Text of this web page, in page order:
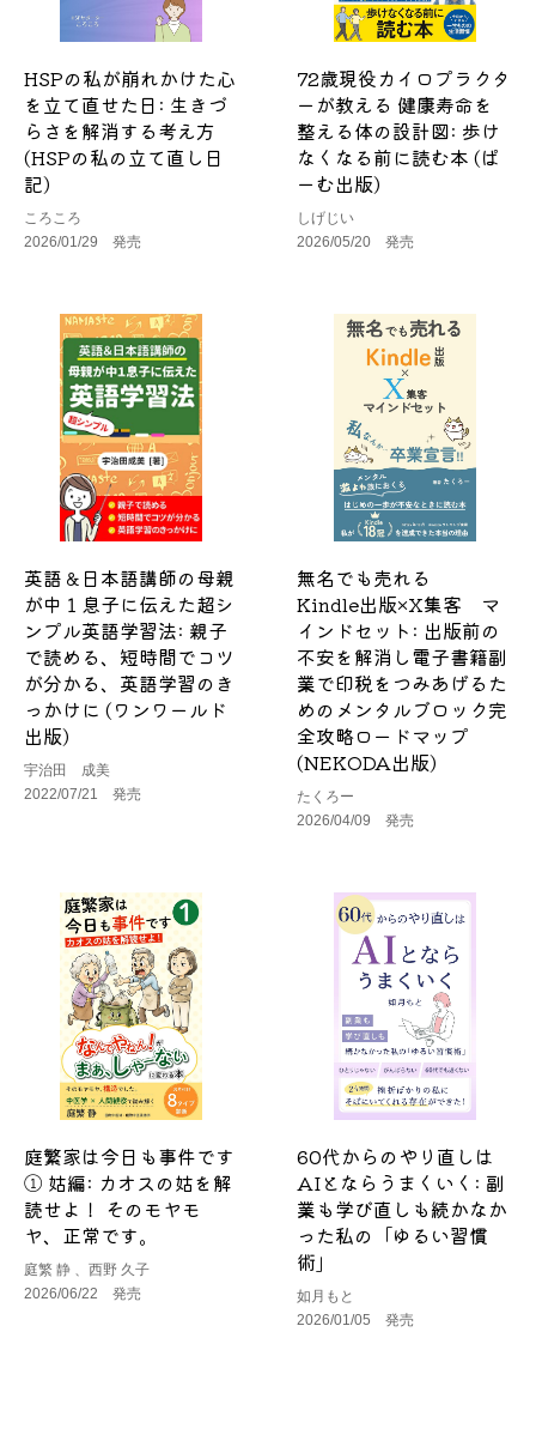
HSPの私が崩れかけた心
を立て直せた日: 生きづ
らさを解消する考え方
(HSPの私の立て直し日
記)
ころころ
2026/01/29 発売
72歳現役カイロプラクタ
ーが教える 健康寿命を
整える体の設計図: 歩け
なくなる前に読む本 (ぱ
ーむ出版)
しげじい
2026/05/20 発売
英語＆日本語講師の母親
が中１息子に伝えた超シ
ンプル英語学習法: 親子
で読める、短時間でコツ
が分かる、英語学習のき
っかけに (ワンワールド
出版)
宇治田 成美
2022/07/21 発売
無名でも売れる
Kindle出版×X集客 マ
インドセット: 出版前の
不安を解消し電子書籍副
業で印税をつみあげるた
めのメンタルブロック完
全攻略ロードマップ
(NEKODA出版)
たくろー
2026/04/09 発売
庭繁家は今日も事件です
① 姑編: カオスの姑を解
読せよ！ そのモヤモ
ヤ、正常です。
庭繁 静 、西野 久子
2026/06/22 発売
60代からのやり直しは
AIとならうまくいく: 副
業も学び直しも続かなか
った私の「ゆるい習慣
術」
如月もと
2026/01/05 発売